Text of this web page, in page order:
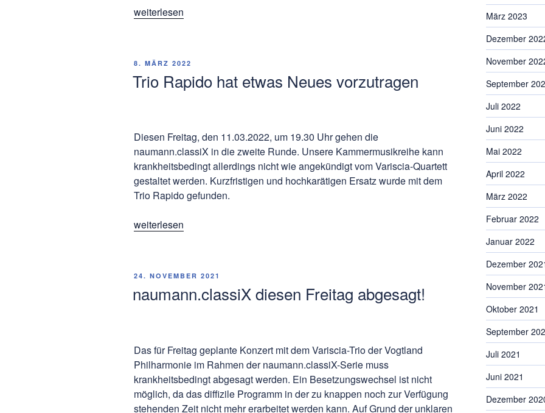
„Chefdirigent
Klavier“
weiterlesen
VERÖFFENTLICHT
8. MÄRZ 2022
Trio Rapido hat etwas Neues vorzutragen
Diesen Freitag, den 11.03.2022, um 19.30 Uhr gehen die
naumann.classiX in die zweite Runde. Unsere Kammermusikreihe kann
krankheitsbedingt allerdings nicht wie angekündigt vom Variscia-Quartett
gestaltet werden. Kurzfristigen und hochkarätigen Ersatz wurde mit dem
Trio Rapido gefunden.
„Trio
Neues
vorzutragen“
weiterlesen
VERÖFFENTLICHT
24. NOVEMBER 2021
naumann.classiX diesen Freitag abgesagt!
Das für Freitag geplante Konzert mit dem Variscia-Trio der Vogtland
Philharmonie im Rahmen der naumann.classiX-Serie muss
krankheitsbedingt abgesagt werden. Ein Besetzungswechsel ist nicht
möglich, da das diffizile Programm in der zu knappen noch zur Verfügung
stehenden Zeit nicht mehr erarbeitet werden kann. Auf Grund der unklaren
März 2023
Dezember
November
September
Juli 2022
Juni 2022
Mai 2022
April 2022
März 2022
Februar 2022
Januar 2022
Dezember
November
Oktober 2021
September
Juli 2021
Juni 2021
Dezember